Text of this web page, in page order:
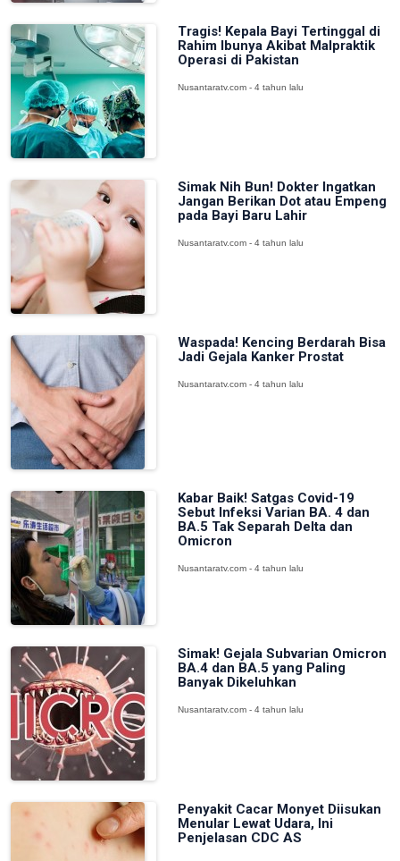
Tragis! Kepala Bayi Tertinggal di
Rahim Ibunya Akibat Malpraktik
Operasi di Pakistan
Nusantaratv.com - 4 tahun lalu
Simak Nih Bun! Dokter Ingatkan
Jangan Berikan Dot atau Empeng
pada Bayi Baru Lahir
Nusantaratv.com - 4 tahun lalu
Waspada! Kencing Berdarah Bisa
Jadi Gejala Kanker Prostat
Nusantaratv.com - 4 tahun lalu
Kabar Baik! Satgas Covid-19
Sebut Infeksi Varian BA. 4 dan
BA.5 Tak Separah Delta dan
Omicron
Nusantaratv.com - 4 tahun lalu
Simak! Gejala Subvarian Omicron
BA.4 dan BA.5 yang Paling
Banyak Dikeluhkan
Nusantaratv.com - 4 tahun lalu
Penyakit Cacar Monyet Diisukan
Menular Lewat Udara, Ini
Penjelasan CDC AS